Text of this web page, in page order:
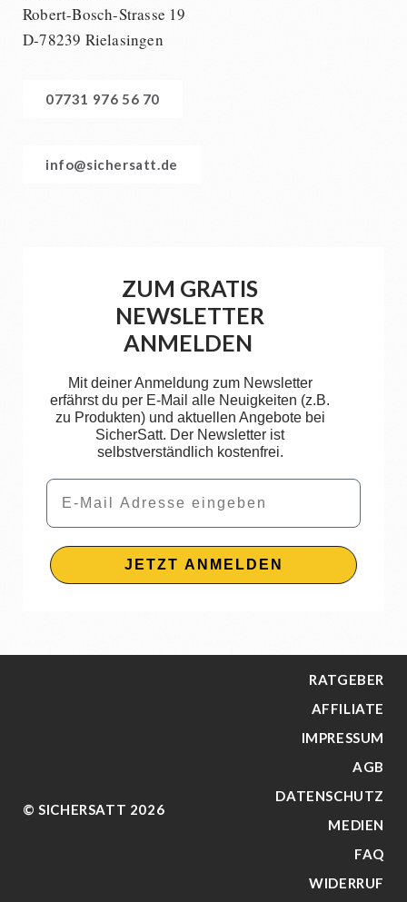
Robert-Bosch-Strasse 19
D-78239 Rielasingen
07731 976 56 70
info@sichersatt.de
ZUM GRATIS
NEWSLETTER
ANMELDEN
Mit deiner Anmeldung zum Newsletter
erfährst du per E-Mail alle Neuigkeiten (z.B.
zu Produkten) und aktuellen Angebote bei
SicherSatt. Der Newsletter ist
selbstverständlich kostenfrei.
Email
JETZT ANMELDEN
© SICHERSATT 2026
RATGEBER
AFFILIATE
IMPRESSUM
AGB
DATENSCHUTZ
MEDIEN
FAQ
WIDERRUF